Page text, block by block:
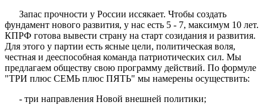
Запас прочности у России иссякает. Чтобы создать
фундамент нового развития, у нас есть 5 - 7, максимум 10 лет.
КПРФ готова вывести страну на старт созидания и развития.
Для этого у партии есть ясные цели, политическая воля,
честная и дееспособная команда патриотических сил. Мы
предлагаем обществу свою программу действий. По формуле
"ТРИ плюс СЕМЬ плюс ПЯТЬ" мы намерены осуществить:
- три направления Новой внешней политики;